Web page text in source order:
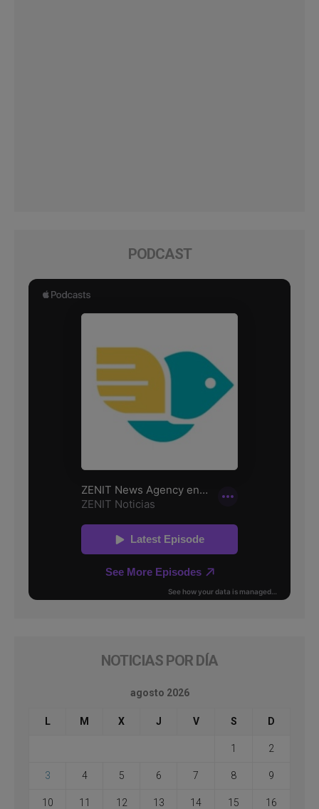
PODCAST
NOTICIAS POR DÍA
agosto 2026
L M X J V S D
1 2
3 4 5 6 7 8 9
10 11 12 13 14 15 16